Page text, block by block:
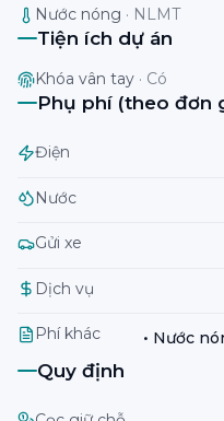
Nước nóng · NLMT
Tiện ích dự án
Khóa vân tay · Có
Phụ phí (theo đơn
Điện
Nước
Gửi xe
Dịch vụ
Phí khác • Nước
Quy định